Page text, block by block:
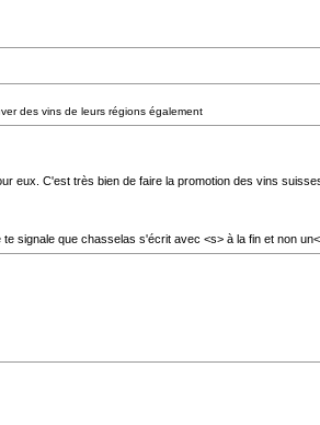
des vins de leurs régions également
eux. C'est très bien de faire la promotion des vins
signale que chasselas s'écrit avec <s> à la fin et non